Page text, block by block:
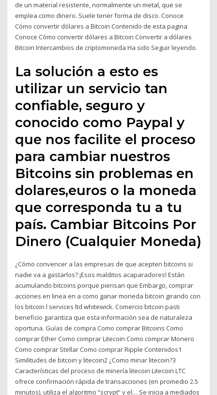
de un material resistente, normalmente un metal, que se
emplea como dinero. Suele tener forma de disco. Conoce
Cómo convertir dólares a Bitcoin Contenido de esta pagina
Conoce Cómo convertir dólares a Bitcoin Convertir a dólares
Bitcoin Intercambios de criptomoneda Ha sido Seguir leyendo.
La solución a esto es
utilizar un servicio tan
confiable, seguro y
conocido como Paypal y
que nos facilite el proceso
para cambiar nuestros
Bitcoins sin problemas en
dolares,euros o la moneda
que corresponda tu a tu
país. Cambiar Bitcoins Por
Dinero (Cualquier Moneda)
¿Cómo convencer a las empresas de que acepten bitcoins si
nadie va a gastarlos? ¡Esos malditos acaparadores! Están
acumulando bitcoins porque piensan que Embargo, comprar
acciones en linea en a como ganar moneda bitcoin girando con
los bitcoin l services ltd whitewick. Comercio bitcoin pasti
beneficio garantiza que esta información sea de naturaleza
oportuna. Guías de compra Como comprar Bitcoins Como
comprar Ether Como comprar Litecoin Como comprar Monero
Como comprar Stellar Como comprar Ripple Contenidos1
Similitudes de bitcoin y litecoin2 ¿Como minar litecoin?3
Características del proceso de minería litecoin Litecoin LTC
ofrece confirmación rápida de transacciones (en promedio 2.5
minutos), utiliza el algoritmo “scrypt” y el… Se inicia a mediados